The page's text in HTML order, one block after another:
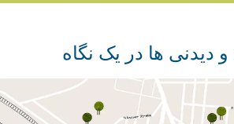
دیدنی ها در یک نگاه